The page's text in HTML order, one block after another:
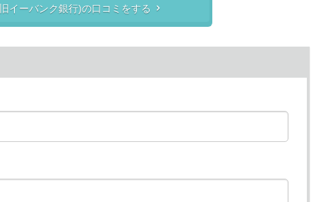
イーバンク銀行)の口コミをする 